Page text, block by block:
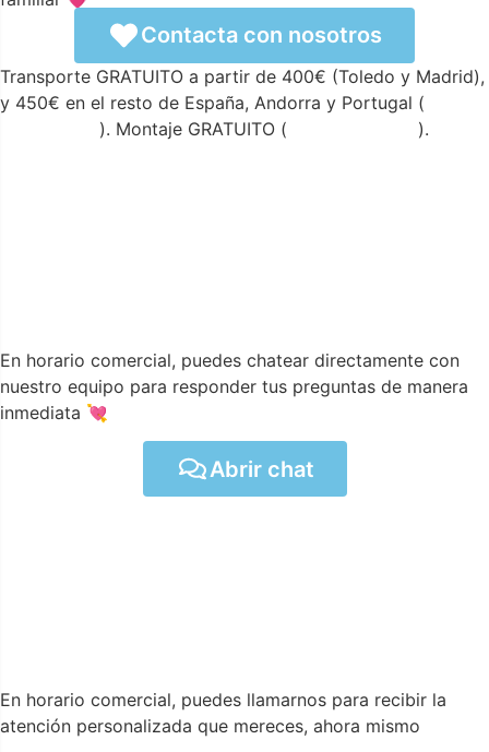
Contacta con nosotros
Transporte GRATUITO a partir de 400€ (Toledo y Madrid),
y 450€ en el resto de España, Andorra y Portugal (
). Montaje GRATUITO ( ).
En horario comercial, puedes chatear directamente con
nuestro equipo para responder tus preguntas de manera
inmediata 💘
Abrir chat
En horario comercial, puedes llamarnos para recibir la
atención personalizada que mereces, ahora mismo